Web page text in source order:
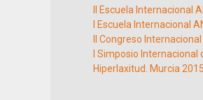
II Escuela Internacional
I Escuela Internacional
II Congreso
I Simposio Internacional
Hiperlaxitud. Murcia 2015